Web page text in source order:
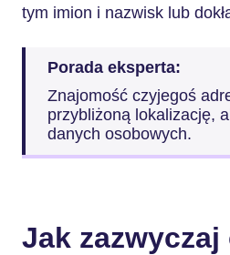
tym imion i nazwisk lub
Porada eksperta:
Znajomość czyjegoś
przybliżoną lokalizację,
danych osobowych.
Jak